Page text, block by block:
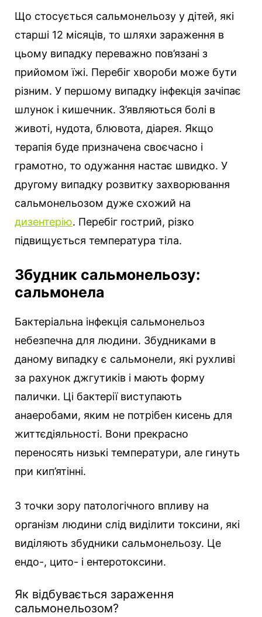
Що стосується сальмонельозу у дітей, які
старші 12 місяців, то шляхи зараження в
цьому випадку переважно пов’язані з
прийомом їжі. Перебіг хвороби може бути
різним. У першому випадку інфекція зачіпає
шлунок і кишечник. З’являються болі в
животі, нудота, блювота, діарея. Якщо
терапія буде призначена своєчасно і
грамотно, то одужання настає швидко. У
другому випадку розвитку захворювання
сальмонельозом дуже схожий на
дизентерію. Перебіг гострий, різко
підвищується температура тіла.
Збудник сальмонельозу:
сальмонела
Бактеріальна інфекція сальмонельоз
небезпечна для людини. Збудниками в
даному випадку є сальмонели, які рухливі
за рахунок джгутиків і мають форму
палички. Ці бактерії виступають
анаеробами, яким не потрібен кисень для
життєдіяльності. Вони прекрасно
переносять низькі температури, але гинуть
при кип’ятінні.
З точки зору патологічного впливу на
організм людини слід виділити токсини, які
виділяють збудники сальмонельозу. Це
ендо-, цито- і ентеротоксини.
Як відбувається зараження
сальмонельозом?